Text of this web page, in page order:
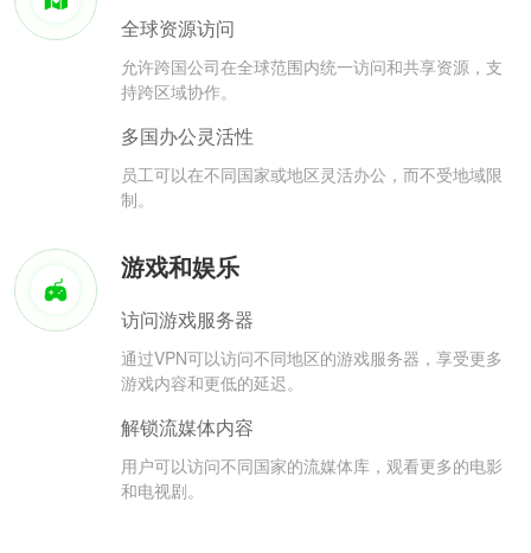
全球资源访问
允许跨国公司在全球范围内统一访问和共享资源，支
持跨区域协作。
多国办公灵活性
员工可以在不同国家或地区灵活办公，而不受地域限
制。
游戏和娱乐
访问游戏服务器
通过VPN可以访问不同地区的游戏服务器，享受更多
游戏内容和更低的延迟。
解锁流媒体内容
用户可以访问不同国家的流媒体库，观看更多的电影
和电视剧。